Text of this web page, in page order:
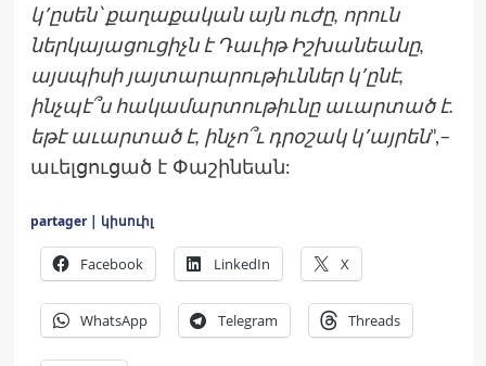
կ՚ըսեն՝ քաղաքական այն ուժը, որուն
ներկայացուցիչն է Դաւիթ Իշխանեանը,
այսպիսի յայտարարութիւններ կ՚ընէ,
ինչպէ՞ս հակամարտութիւնը աւարտած է.
եթէ աւարտած է, ինչո՞ւ դրօշակ կ՚այրեն”,–
աւելցուցած է Փաշինեան:
partager | կիսուիլ
Facebook LinkedIn X
WhatsApp Telegram Threads